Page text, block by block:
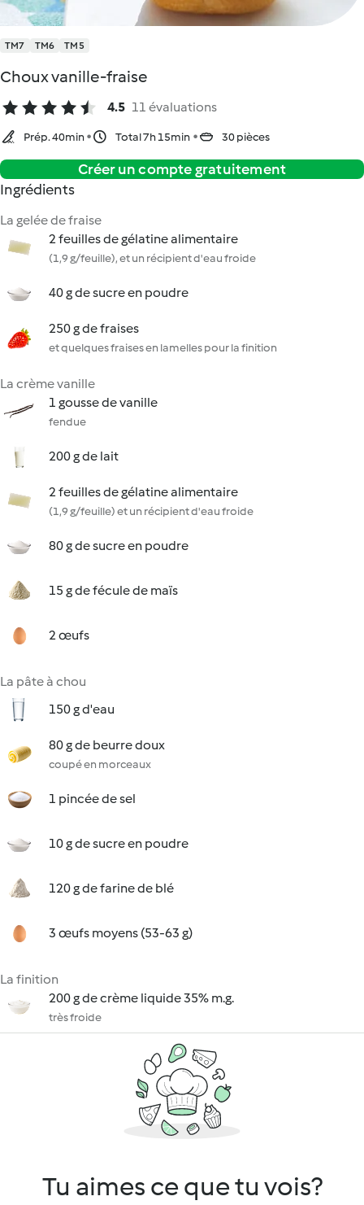
TM7 TM6 TM5
Choux vanille-fraise
4.5 11 évaluations
Prép. 40min Total 7h 15min 30 pièces
Créer un compte gratuitement
Ingrédients
La gelée de fraise
2 feuilles de gélatine alimentaire
(1,9 g/feuille), et un récipient d'eau froide
40 g de sucre en poudre
250 g de fraises
et quelques fraises en lamelles pour la finition
La crème vanille
1 gousse de vanille
fendue
200 g de lait
2 feuilles de gélatine alimentaire
(1,9 g/feuille) et un récipient d'eau froide
80 g de sucre en poudre
15 g de fécule de maïs
2 œufs
La pâte à chou
150 g d'eau
80 g de beurre doux
coupé en morceaux
1 pincée de sel
10 g de sucre en poudre
120 g de farine de blé
3 œufs moyens (53-63 g)
La finition
200 g de crème liquide 35% m.g.
très froide
Tu aimes ce que tu vois?